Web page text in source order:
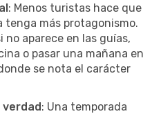
: Menos turistas hace que
tenga más protagonismo.
no aparece en las guías,
o pasar una mañana en
se nota el carácter
verdad: Una temporada